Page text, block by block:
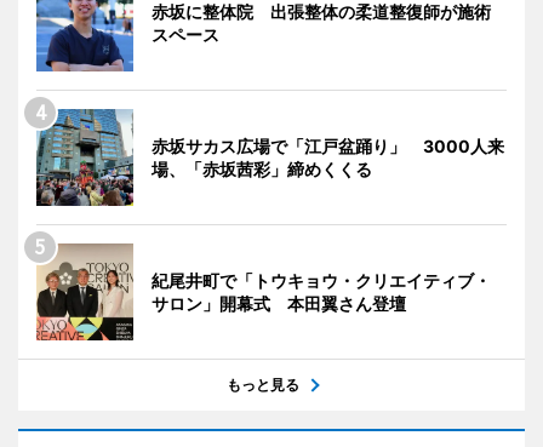
赤坂に整体院 出張整体の柔道整復師が施術
スペース
赤坂サカス広場で「江戸盆踊り」 3000人来
場、「赤坂茜彩」締めくくる
紀尾井町で「トウキョウ・クリエイティブ・
サロン」開幕式 本田翼さん登壇
もっと見る